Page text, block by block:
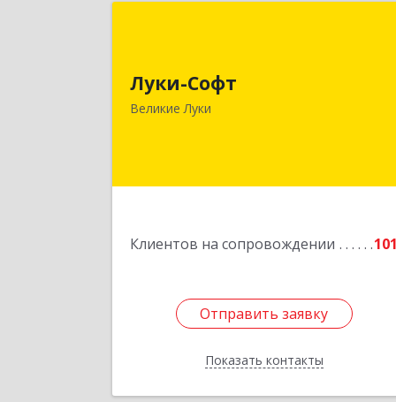
Луки-Софт
Великие Луки
Клиентов на сопровождении 101
Отправить заявку
Показать контакты
182113, Псковская обл, Великие Луки
г, Октябрьский пр-кт, дом № 56А, оф.2
Отправить заявку
Назад